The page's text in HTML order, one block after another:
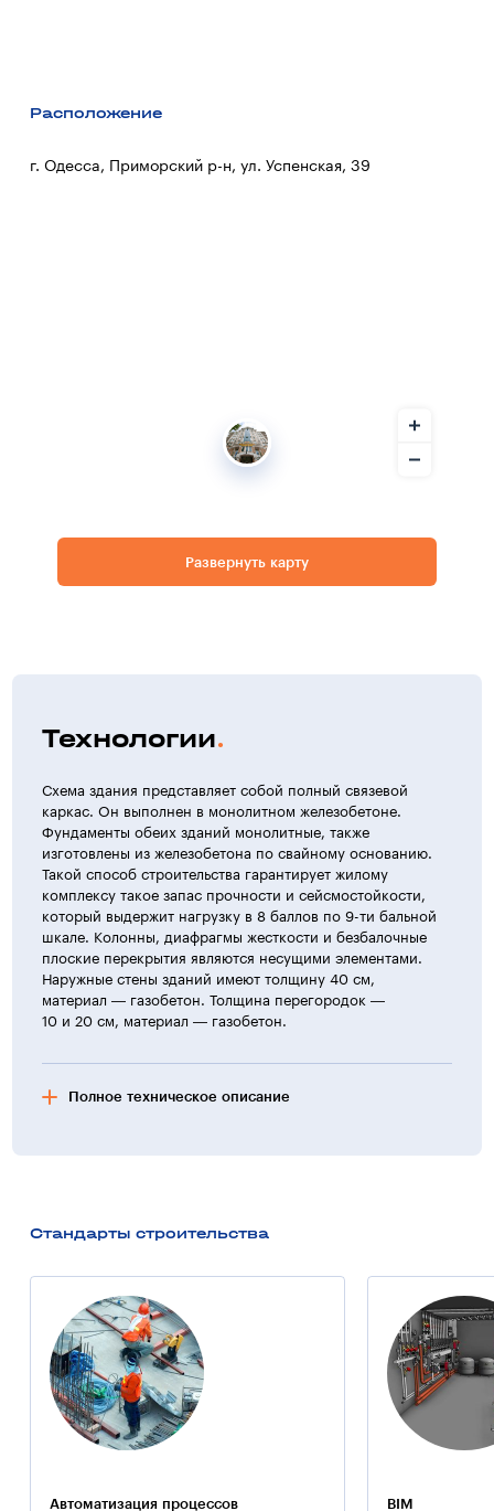
Расположение
г. Одесса, Приморский р-н, ул. Успенская, 39
Развернуть карту
Технологии
Схема здания представляет собой полный связевой
каркас. Он выполнен в монолитном железобетоне.
Фундаменты обеих зданий монолитные, также
изготовлены из железобетона по свайному основанию.
Такой способ строительства гарантирует жилому
комплексу такое запас прочности и сейсмостойкости,
который выдержит нагрузку в 8 баллов по 9-ти бальной
шкале. Колонны, диафрагмы жесткости и безбалочные
плоские перекрытия являются несущими элементами.
Наружные стены зданий имеют толщину 40 см,
материал — газобетон. Толщина перегородок —
10 и 20 см, материал — газобетон.
Полное техническое описание
мраморная плитка.
На территории жилого комплекса «Наполеон
и Жозефина» (Одесса) СК «Будова» располагается
двухуровневый паркинг.
Примечание:
При строительстве комплекса применялись технологии
Стандарты строительства
Автоматизация процессов BIM